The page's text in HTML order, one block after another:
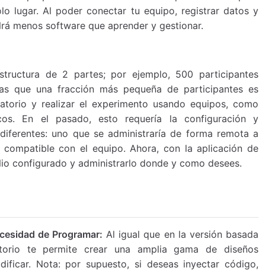
lugar. Al poder conectar tu equipo, registrar datos y
menos software que aprender y gestionar.
de 2 partes; por ejemplo, 500 participantes
que una fracción más pequeña de participantes es
y realizar el experimento usando equipos, como
En el pasado, esto requería la configuración y
uno que se administraría de forma remota a
con el equipo. Ahora, con la aplicación de
configurado y administrarlo donde y como desees.
de Programar: Al igual que en la versión basada
te permite crear una amplia gama de diseños
Nota: por supuesto, si deseas inyectar código,